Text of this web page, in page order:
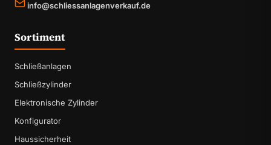
info@schliessanlagenverkauf.de
Sortiment
Schließanlagen
Schließzylinder
Elektronische Zylinder
Konfigurator
Haussicherheit